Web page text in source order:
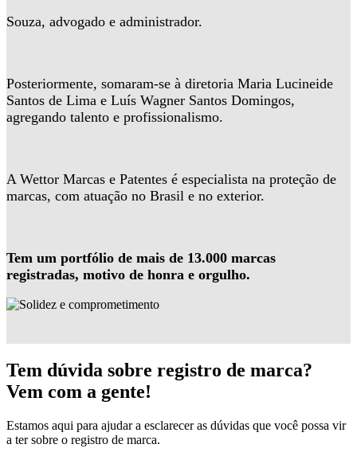
Souza, advogado e administrador.
Posteriormente, somaram-se à diretoria Maria Lucineide
Santos de Lima e Luís Wagner Santos Domingos,
agregando talento e profissionalismo.
A Wettor Marcas e Patentes é especialista na proteção de
marcas, com atuação no Brasil e no exterior.
Tem um portfólio de mais de 13.000 marcas
registradas, motivo de honra e orgulho.
Tem dúvida sobre registro de marca?
Vem com a gente!
Estamos aqui para ajudar a esclarecer as dúvidas que você possa vir
a ter sobre o registro de marca.